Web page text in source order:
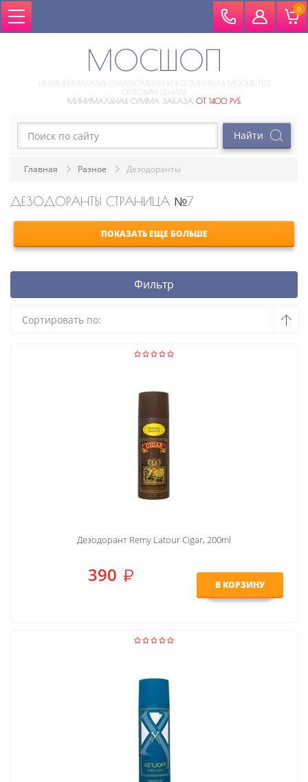
0
МОСШОП
ИНТЕРНЕТ-МАГАЗИН ПАРФЮМЕРИИ И КОСМЕТИКИ В МОСКВЕ ПО
ОПТОВЫМ ЦЕНАМ
МИНИМАЛЬНАЯ СУММА ЗАКАЗА ОТ 1400 РУБ.
Главная Разное Дезодоранты
ДЕЗОДОРАНТЫ СТРАНИЦА №7
ПОКАЗАТЬ ЕЩЕ БОЛЬШЕ
Фильтр
Сортировать по:
Дезодорант Remy Latour Cigar, 200ml
390 В КОРЗИНУ